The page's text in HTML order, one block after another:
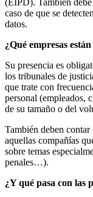
caso de que se
datos.
¿Qué empresas
Su presencia es
los tribunales de
que trate con
personal (empleados,
de su tamaño o del
También deben
aquellas compañías
sobre temas
penales…).
¿Y qué pasa con las